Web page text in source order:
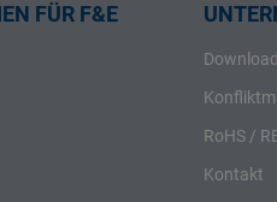
FÜR F&E
RoHS /
Kontakt